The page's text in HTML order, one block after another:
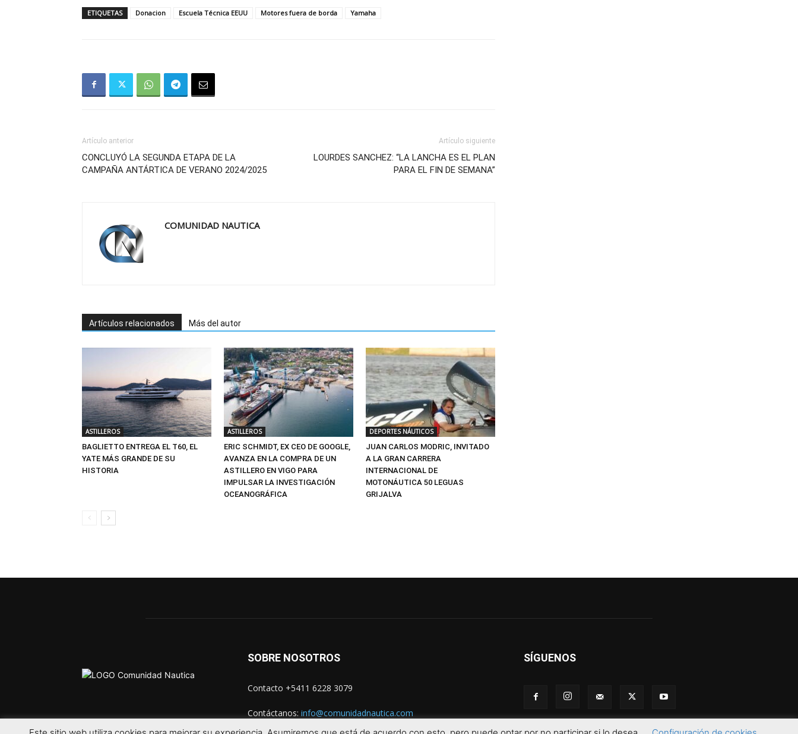
ETIQUETAS Donacion Escuela Técnica EEUU Motores fuera de borda Yamaha
Artículo anterior
CONCLUYÓ LA SEGUNDA ETAPA DE LA
CAMPAÑA ANTÁRTICA DE VERANO 2024/2025
Artículo siguiente
LOURDES SANCHEZ: “LA LANCHA ES EL PLAN
PARA EL FIN DE SEMANA”
COMUNIDAD NAUTICA
Artículos relacionados Más del autor
ASTILLEROS
BAGLIETTO ENTREGA EL T60, EL
YATE MÁS GRANDE DE SU
HISTORIA
ASTILLEROS
ERIC SCHMIDT, EX CEO DE GOOGLE,
AVANZA EN LA COMPRA DE UN
ASTILLERO EN VIGO PARA
IMPULSAR LA INVESTIGACIÓN
OCEANOGRÁFICA
DEPORTES NÁUTICOS
JUAN CARLOS MODRIC, INVITADO
A LA GRAN CARRERA
INTERNACIONAL DE
MOTONÁUTICA 50 LEGUAS
GRIJALVA
SOBRE NOSOTROS
Contacto +5411 6228 3079
Contáctanos: info@comunidadnautica.com
SÍGUENOS